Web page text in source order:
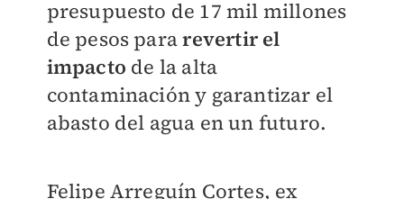
presupuesto de 17 mil millones
de pesos pararevertir el
impacto de la alta
contaminación y garantizar el
abasto del agua en un futuro.
Felipe Arreguín Cortes, ex